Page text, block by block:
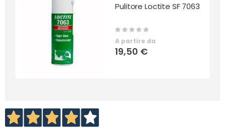
Pulitore Loctite SF 7063
Rating:
0%
A partire da
19,50 €